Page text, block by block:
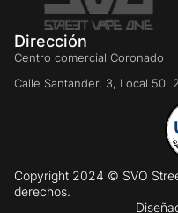
Dirección
Centro comercial Coronado
Calle Santander, 3, Local 50.
Copyright 2024 © SVO
derechos.